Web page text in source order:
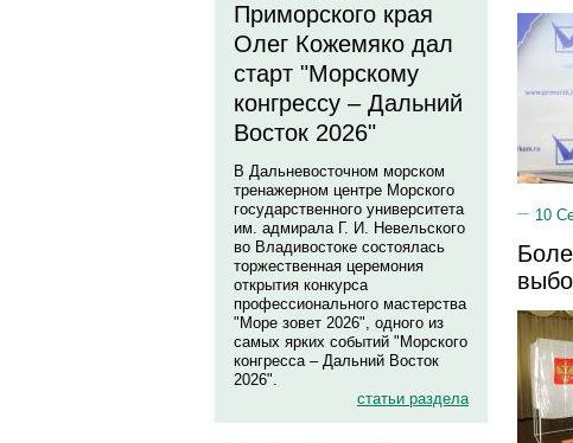
Приморского края
Олег Кожемяко дал
старт "Морскому
конгрессу – Дальний
Восток 2026"
В Дальневосточном морском
тренажерном центре Морского
государственного университета
им. адмирала Г. И. Невельского
во Владивостоке состоялась
торжественная церемония
открытия конкурса
профессионального мастерства
"Море зовет 2026", одного из
самых ярких событий "Морского
конгресса – Дальний Восток
2026".
статьи раздела
10